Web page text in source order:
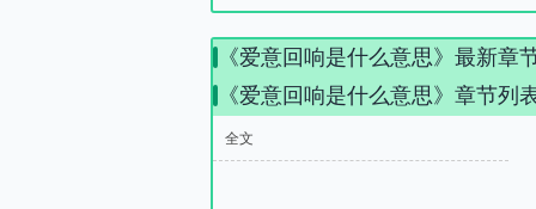
《爱意回响是什么意思》最新章
《爱意回响是什么意思》章节列
全文